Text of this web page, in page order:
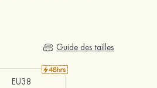
Guide des tailles
EU38